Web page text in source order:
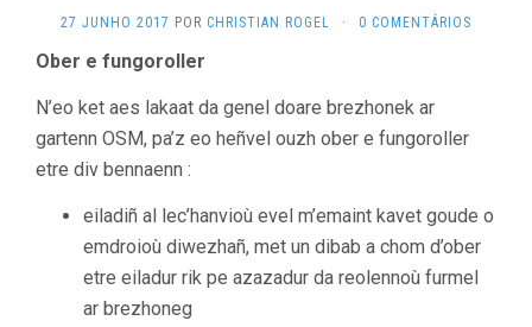
27 JUNHO 2017 POR CHRISTIAN ROGEL · 0 COMENTÁRIOS
Ober e fungoroller
N’eo ket aes lakaat da genel doare brezhonek ar
gartenn OSM, pa’z eo heñvel ouzh ober e fungoroller
etre div bennaenn :
eiladiñ al lec’hanvioù evel m’emaint kavet goude o
emdroioù diwezhañ, met un dibab a chom d’ober
etre eiladur rik pe azazadur da reolennoù furmel
ar brezhoneg